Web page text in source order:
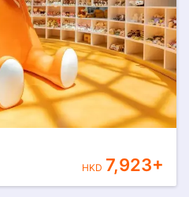
HKD 7,923+